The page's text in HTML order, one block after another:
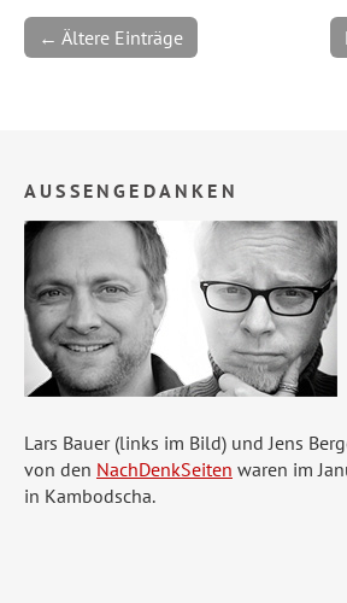
← Ältere Einträge
AUSSENGEDANKEN
Lars Bauer (links im Bild) und Jens
von den NachDenkSeiten waren im
in Kambodscha.